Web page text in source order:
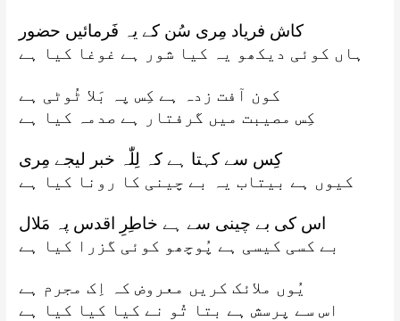
کاش فریاد مِری سُن کے یہ فَرمائیں حضور
ہاں کوئی دیکھو یہ کیا شور ہے غوغا کیا ہے
کون آفت زدہ ہے کِس پہ بَلا ٹُوٹی ہے
کِس مصیبت میں گرفتار ہے صدمہ کیا ہے
کِس سے کہتا ہے کہ لِلّٰہ خبر لیجے مِری
کیوں ہے بیتاب یہ بے چینی کا رونا کیا ہے
اس کی بے چینی سے ہے خاطِرِ اقدس پہ مَلال
بے کسی کیسی ہے پُوچھو کوئی گزرا کیا ہے
یُوں ملائک کریں معروض کہ اِک مجرم ہے
اس سے پرسش ہے بتا تُو نے کیا کیا کیا ہے